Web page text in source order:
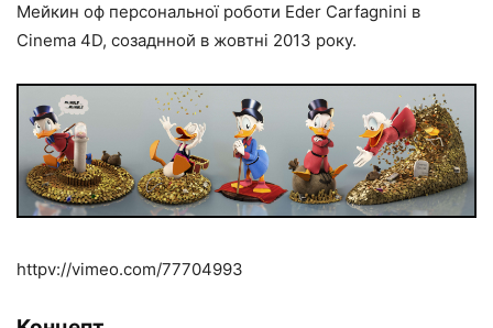
Мейкин оф персональної роботи Eder Carfagnini в
Cinema 4D, созаднной в жовтні 2013 року.
httpv://vimeo.com/77704993